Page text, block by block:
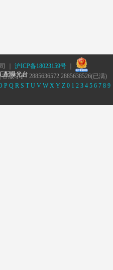
｜ 沪ICP备18023159号｜
配曝光台
服QQ：2885636572 2885638526(已满)
P Q R S T U V W X Y Z 0 1 2 3 4 5 6 7 8 9